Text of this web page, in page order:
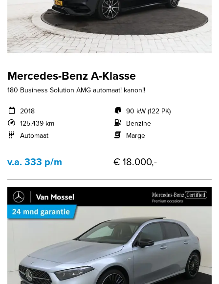
Mercedes-Benz A-Klasse
180 Business Solution AMG automaat! kanon!!
2018
125.439 km
Automaat
90 kW (122 PK)
Benzine
Marge
v.a. 333 p/m € 18.000,-